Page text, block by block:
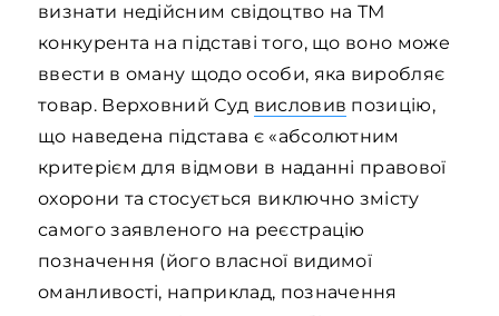
визнати недійсним свідоцтво на ТМ
конкурента на підставі того, що воно може
ввести в оману щодо особи, яка виробляє
товар. Верховний Суд висловив позицію,
що наведена підстава є «абсолютним
критерієм для відмови в наданні правової
охорони та стосується виключно змісту
самого заявленого на реєстрацію
позначення (його власної видимої
оманливості, наприклад, позначення